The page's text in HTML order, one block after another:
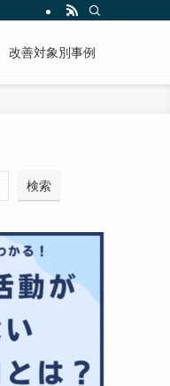
改善対象別事例
検索